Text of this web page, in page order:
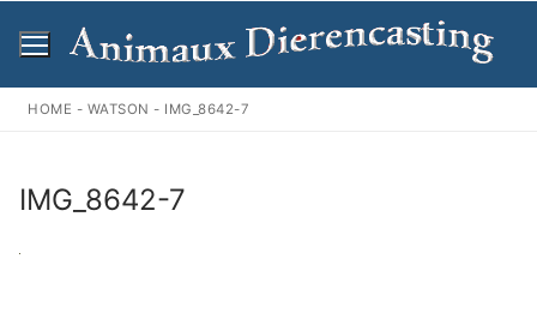
naar
inhoud
HOME - WATSON - IMG_8642-7
IMG_8642-7